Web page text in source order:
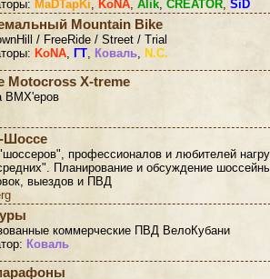
MaDTapKi, KoNA, Alik, CREATOR, SiD
Mountain Bike
/ FreeRide / Street / Trial
KoNA, ГТ, Коваль, N.C.
Motocross X-treme
BMX'еров
Шоссе
профессионалов и любителей
Планирование и обсуждение
выездов и ПВД
коммерческие ПВД ВелоКубани
Коваль